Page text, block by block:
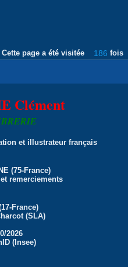
Cette page a été visitée 186 fois
Clément
et illustrateur français
(75-France)
remerciements
France)
(SLA)
2026
(Insee)